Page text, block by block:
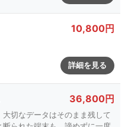
10,800円
詳細を見る
36,800円
切なデータはそのまま残して